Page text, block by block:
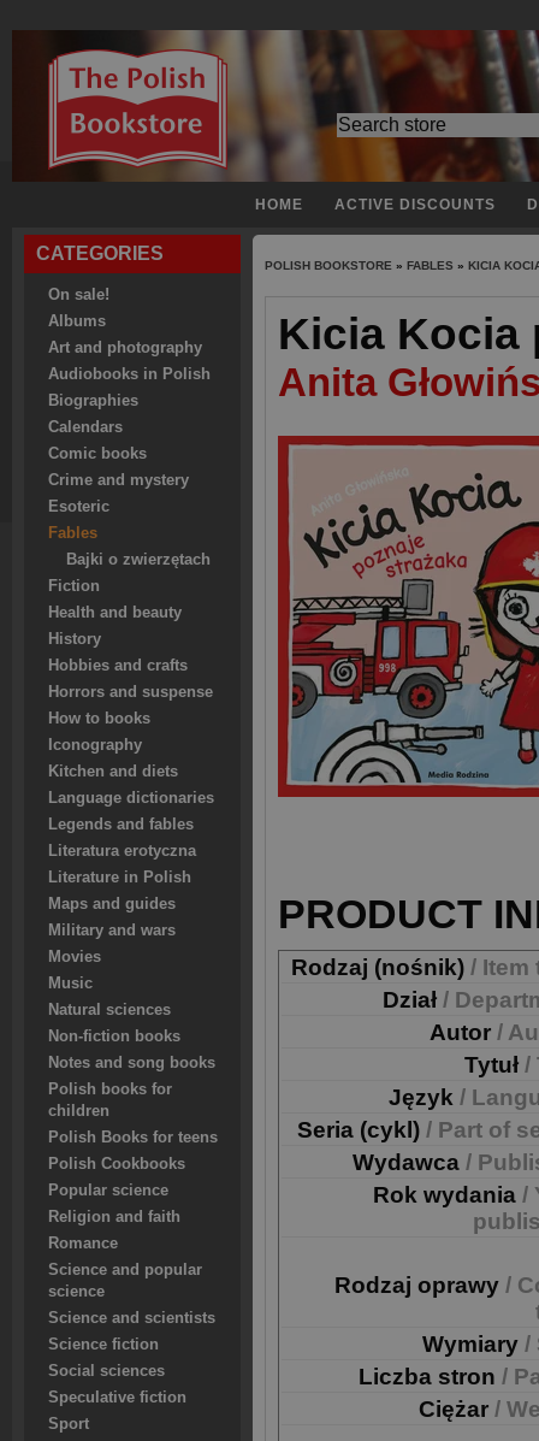
HOME ACTIVE DISCOUNTS
CATEGORIES
On sale!
Albums
Art and photography
Audiobooks in Polish
Biographies
Calendars
Comic books
Crime and mystery
Esoteric
Fables
Bajki o zwierzętach
Fiction
Health and beauty
History
Hobbies and crafts
Horrors and suspense
How to books
Iconography
Kitchen and diets
Language dictionaries
Legends and fables
Literatura erotyczna
Literature in Polish
Maps and guides
Military and wars
Movies
Music
Natural sciences
Non-fiction books
Notes and song books
Polish books for
children
Polish Books for teens
Polish Cookbooks
Popular science
Religion and faith
Romance
Science and popular
science
Science and scientists
Science fiction
Social sciences
Speculative fiction
Sport
POLISH BOOKSTORE » FABLES » KICIA
Kicia Kocia
Anita
PRODUCT
Rodzaj (nośnik) / Item
Dział /
Autor /
Tytuł /
Język /
Seria (cykl) / Part of
Wydawca /
Rok wydania /
Rodzaj oprawy /
Wymiary /
Liczba stron /
Ciężar /